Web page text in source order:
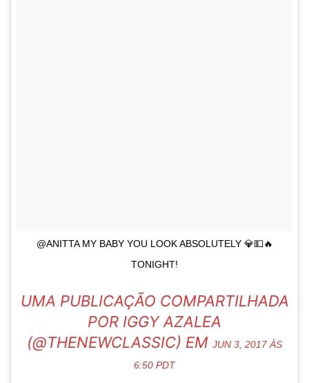
@ANITTA MY BABY YOU LOOK ABSOLUTELY 💎💵🔥
TONIGHT!
UMA PUBLICAÇÃO COMPARTILHADA
POR IGGY AZALEA
(@THENEWCLASSIC) EM JUN 3, 2017 ÀS
6:50 PDT